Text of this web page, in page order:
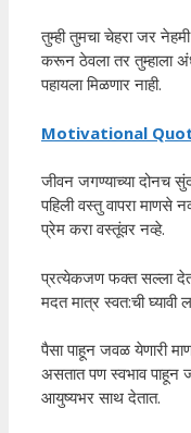
तुम्ही तुमचा चेहरा जर
करून ठेवला तर तुम्हाला
पहायला मिळणार नाही.
Motivational
जीवन जगण्याच्या दोनच
पहिली वस्तु वापरा माणसे
प्रेम करा वस्तूंवर नव्हे.
प्रत्येकजण फक्त सल्ला
मदत मात्र स्वत:ची घ्यावी
पैसा पाहून जवळ येणारी
असतात पण स्वभाव पाहून
आयुष्यभर साथ देतात.